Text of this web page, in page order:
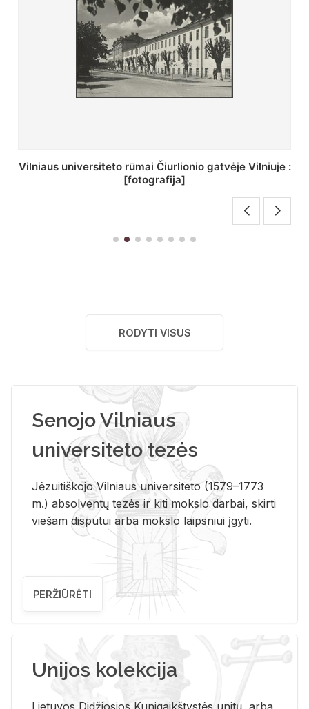
St. Batoro universiteto J. Pilsudskio kolegija :
[fotografija]
RODYTI VISUS
Senojo Vilniaus
universiteto tezės
Jėzuitiškojo Vilniaus universiteto (1579–1773
m.) absolventų tezės ir kiti mokslo darbai, skirti
viešam disputui arba mokslo laipsniui įgyti.
PERŽIŪRĖTI
Unijos kolekcija